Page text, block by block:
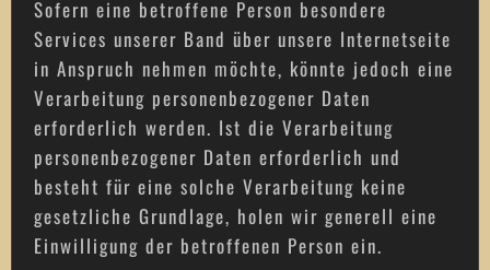
Sofern eine betroffene Person besondere
Services unserer Band über unsere Internetseite
in Anspruch nehmen möchte, könnte jedoch eine
Verarbeitung personenbezogener Daten
erforderlich werden. Ist die Verarbeitung
personenbezogener Daten erforderlich und
besteht für eine solche Verarbeitung keine
gesetzliche Grundlage, holen wir generell eine
Einwilligung der betroffenen Person ein.